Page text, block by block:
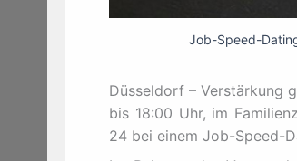
Job-Speed-
Düsseldorf – Verstärkung
bis 18:00 Uhr, im
24 bei einem Job-Speed-